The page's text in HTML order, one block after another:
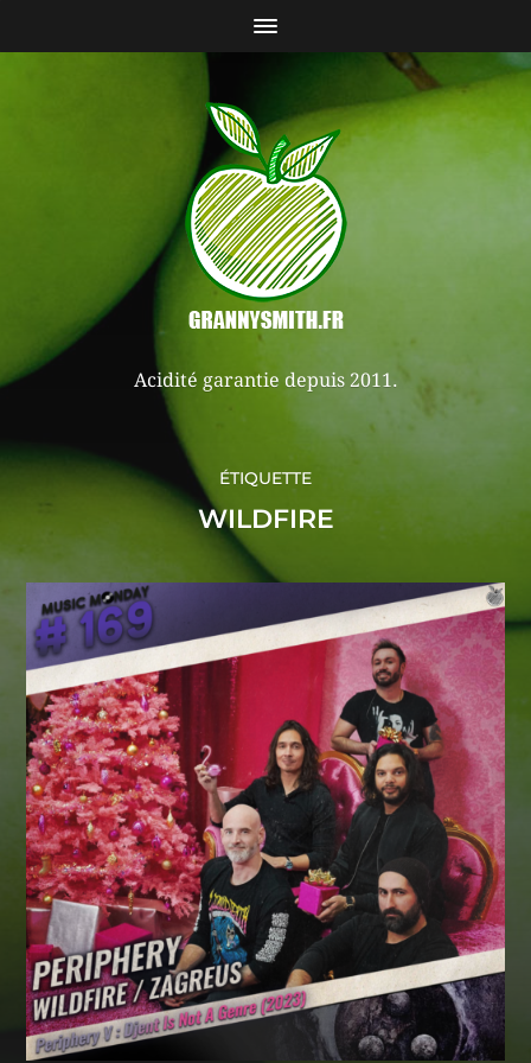
Acidité garantie depuis 2011.
ÉTIQUETTE
WILDFIRE